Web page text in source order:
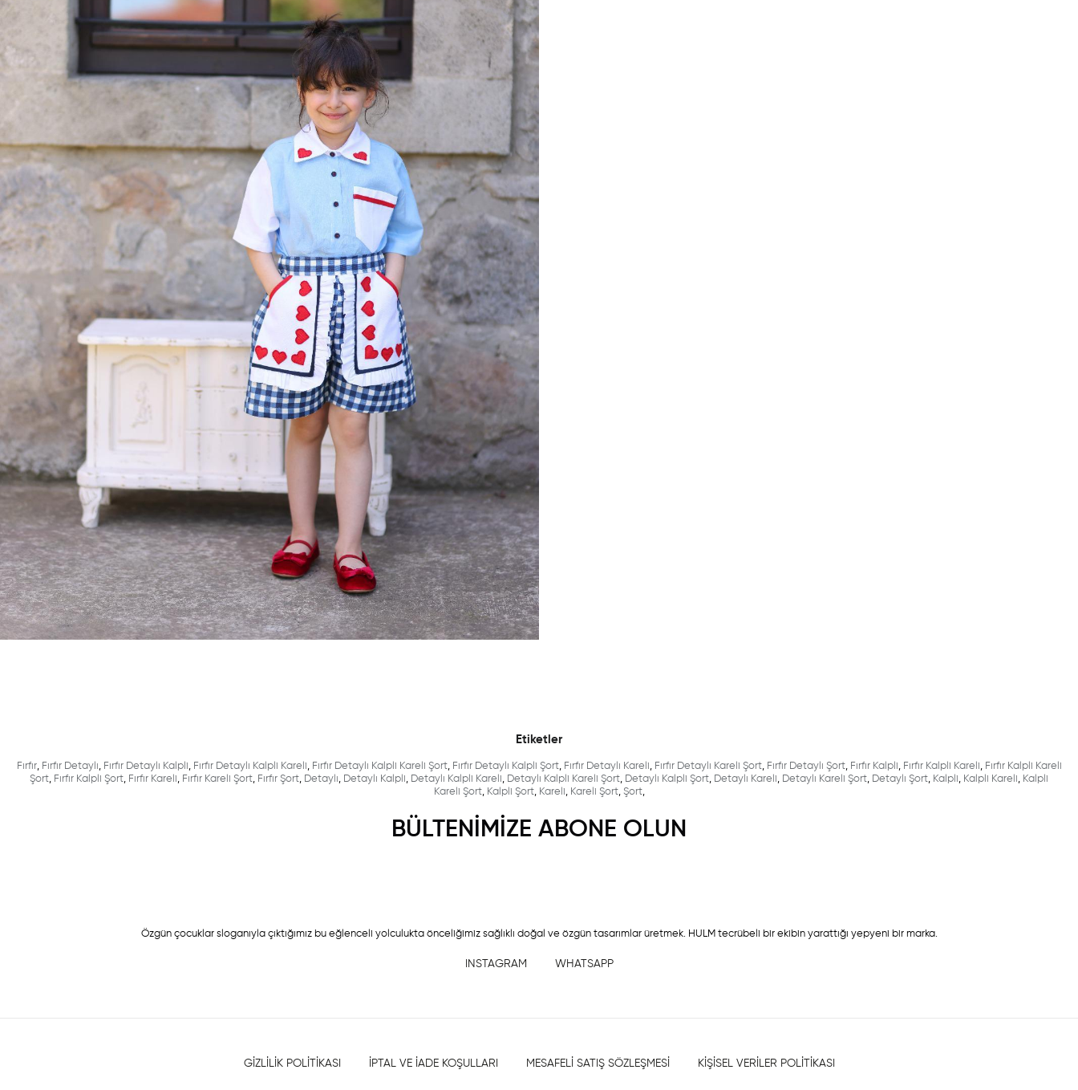
Etiketler
Fırfır, Fırfır Detaylı, Fırfır Detaylı Kalpli, Fırfır Detaylı Kalpli Kareli, Fırfır Detaylı Kalpli Kareli Şort, Fırfır Detaylı Kalpli Şort, Fırfır Detaylı Kareli, Fırfır Detaylı Kareli Şort, Fırfır Detaylı Şort, Fırfır Kalpli, Fırfır Kalpli Kareli, Fırfır Kalpli Kareli
Şort, Fırfır Kalpli Şort, Fırfır Kareli, Fırfır Kareli Şort, Fırfır Şort, Detaylı, Detaylı Kalpli, Detaylı Kalpli Kareli, Detaylı Kalpli Kareli Şort, Detaylı Kalpli Şort, Detaylı Kareli, Detaylı Kareli Şort, Detaylı Şort, Kalpli, Kalpli Kareli, Kalpli
Kareli Şort, Kalpli Şort, Kareli, Kareli Şort, Şort,
BÜLTENİMİZE ABONE OLUN
Özgün çocuklar sloganıyla çıktığımız bu eğlenceli yolculukta önceliğimiz sağlıklı doğal ve özgün tasarımlar üretmek. HULM tecrübeli bir ekibin yarattığı yepyeni bir marka.
INSTAGRAM WHATSAPP
GİZLİLİK POLİTİKASI İPTAL VE İADE KOŞULLARI MESAFELİ SATIŞ SÖZLEŞMESİ KİŞİSEL VERİLER POLİTİKASI